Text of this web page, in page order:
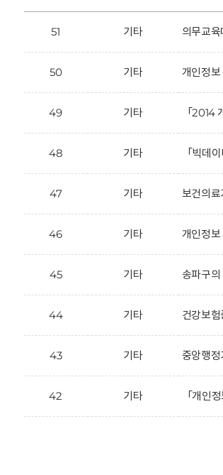
51 기타 의무교
50 기타 개인정보
49 기타 「2014
48 기타 「빅데
47 기타 보건의료
46 기타 개인정보
45 기타 송파구의
44 기타 건강보
43 기타 중앙행정
42 기타 「개인